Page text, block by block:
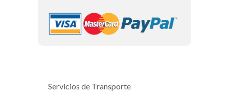
Servicios de Transporte